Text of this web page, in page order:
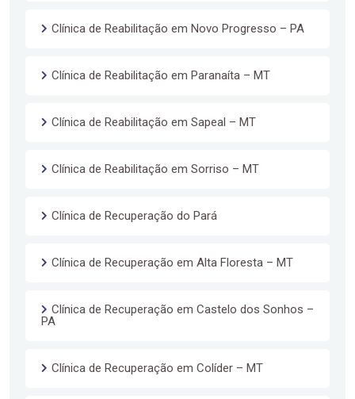
Clínica de Reabilitação em Novo Progresso – PA
Clínica de Reabilitação em Paranaíta – MT
Clínica de Reabilitação em Sapeal – MT
Clínica de Reabilitação em Sorriso – MT
Clínica de Recuperação do Pará
Clínica de Recuperação em Alta Floresta – MT
Clínica de Recuperação em Castelo dos Sonhos –
PA
Clínica de Recuperação em Colíder – MT